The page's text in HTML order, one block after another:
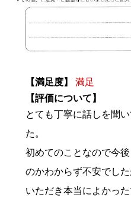
【満足度】
満足
【評価について】
とても丁寧に話しを聞
た。
初めてのことなので今
のかわからず不安でし
いただき本当によかった